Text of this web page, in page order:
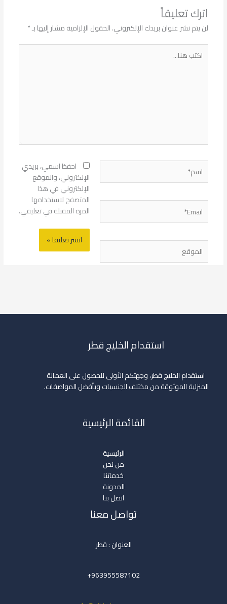
اترك تعليقاً
لن يتم نشر عنوان بريدك الإلكتروني.الحقول الإلزامية مشار إليها بـ*
اكتب
هنا...
اسم*
الموقع
احفظ اسمي، بريدي
الإلكتروني، والموقع
الإلكتروني في هذا
المتصفح لاستخدامها
المرة المقبلة في تعليقي.
استقدام الخليج قطر
استقدام الخليج قطر، وجهتكم الأولى للحصول على العمالة
المنزلية الموثوقة من مختلف الجنسيات وبأفضل المواصفات.
القائمة الرئيسية
الرئيسية
من نحن
خدماتنا
المدونة
اتصل بنا
تواصل معنا
العنوان : قطر
963955587102+